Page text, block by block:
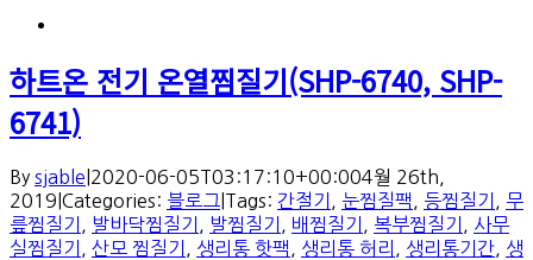
하트온 전기 온열찜질기(SHP-6740, SHP-
6741)
By sjable 2020-06-05T03:17:10+00:004월 26th,
2019 Categories: 블로그 Tags: 간절기 , 눈찜질팩 , 등찜질기 , 무
릎찜질기 , 발바닥찜질기 , 발찜질기 , 배찜질기 , 복부찜질기 , 사무
실찜질기 , 산모 찜질기 , 생리통 핫팩 , 생리통 허리 , 생리통기간, 생